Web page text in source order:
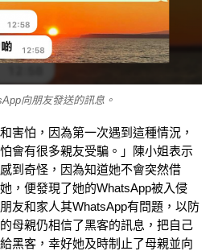
向朋友發送的訊息。
害怕，因為第一次遇到這種情況，
會有很多親友受騙。」陳小姐表示
到奇怪，因為知道她不會突然借
，便發現了她的WhatsApp被入侵
友和家人其WhatsApp有問題，以防
母親仍相信了黑客的訊息，把自己
黑客，幸好她及時制止了母親並向